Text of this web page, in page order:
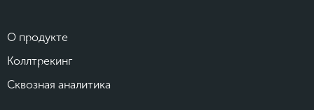
О продукте
Коллтрекинг
Сквозная аналитика